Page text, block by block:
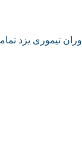
تیموری یزد